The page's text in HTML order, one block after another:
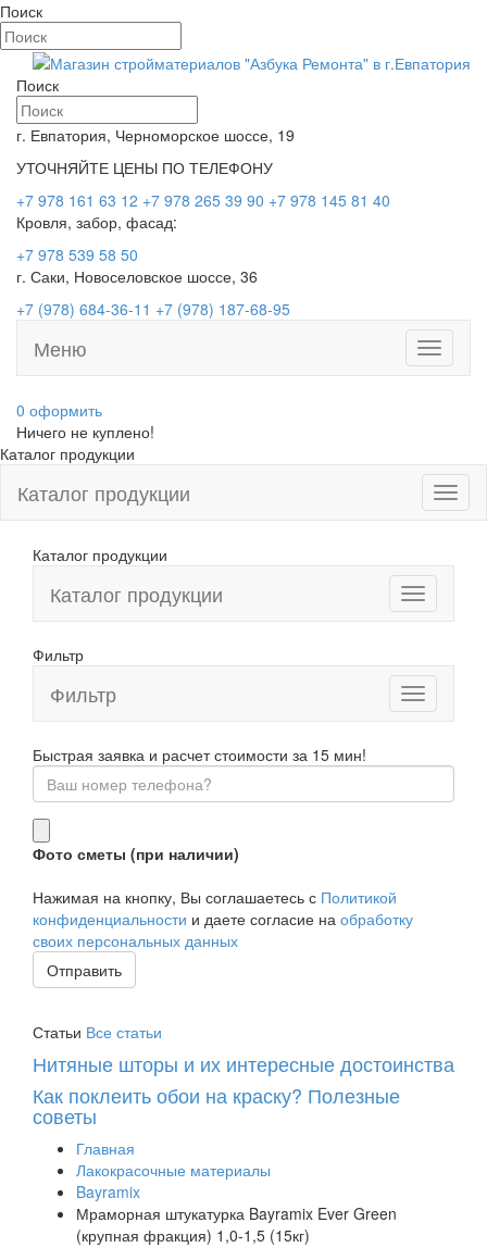
Поиск
Поиск
г. Евпатория, Черноморское шоссе, 19
УТОЧНЯЙТЕ ЦЕНЫ ПО ТЕЛЕФОНУ
+7 978 161 63 12 +7 978 265 39 90 +7 978 145 81 40
Кровля, забор, фасад:
+7 978 539 58 50
г. Саки, Новоселовское шоссе, 36
+7 (978) 684-36-11 +7 (978) 187-68-95
Toggle
Меню
0 оформить
Ничего не куплено!
Каталог продукции
Каталог продукции
Каталог продукции
Каталог продукции
Фильтр
Toggle
navigation
Фильтр
Быстрая заявка и расчет стоимости за 15 мин!
Фото сметы (при наличии)
Нажимая на кнопку, Вы соглашаетесь с Политикой
конфиденциальности и даете согласие на обработку
своих персональных данных
Отправить
Статьи Все статьи
Нитяные шторы и их интересные достоинства
Как поклеить обои на краску? Полезные
советы
Главная
Лакокрасочные материалы
Bayramix
Мраморная штукатурка Bayramix Ever Green
(крупная фракция) 1,0-1,5 (15кг)